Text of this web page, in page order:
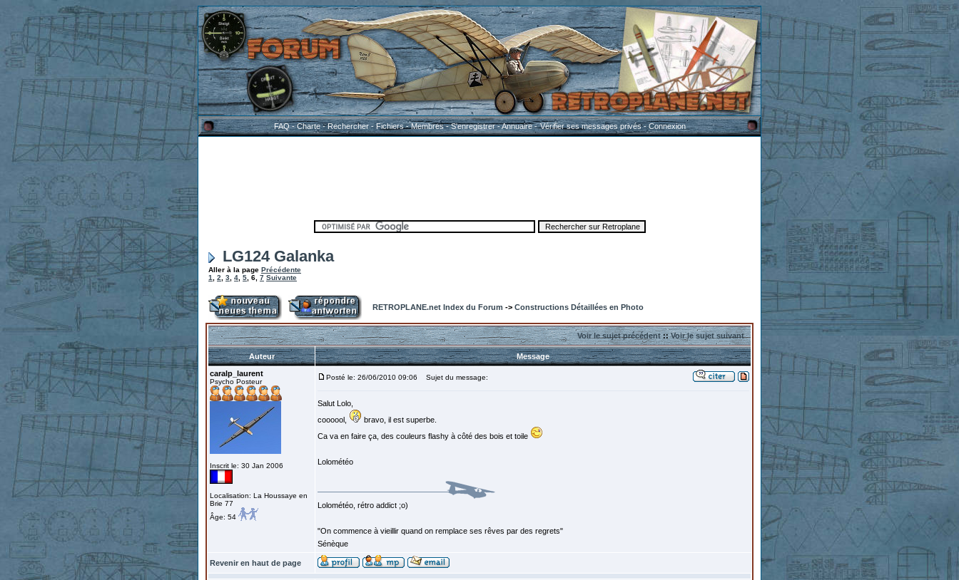
FAQ-Charte-Rechercher-Fichiers-Membres-S'enregistrer-Annuaire-Vérifier ses messages privés-Connexion
LG124 Galanka
Aller à la page Précédente
1
2 3 4 5 6 7 Suivante
RETROPLANE.net Index du Forum -> Constructions Détaillées en Photo
Voir le sujet précédent::Voir le sujet suivant
Auteur
Message
caralp_laurent
Psycho Posteur
Inscrit le: 30 Jan 2006
Localisation: La Houssaye en
Brie 77
Âge: 54
Posté le: 26/06/2010 09:06 Sujet du message:
Salut Lolo,
coooool,
bravo, il est superbe.
Ca va en faire ça, des couleurs flashy à côté des bois et toile
Lolométéo
Lolométéo, rétro addict ;o)
"On commence à vieillir quand on remplace ses rêves par des regrets"
Sénèque
Revenir en haut de page